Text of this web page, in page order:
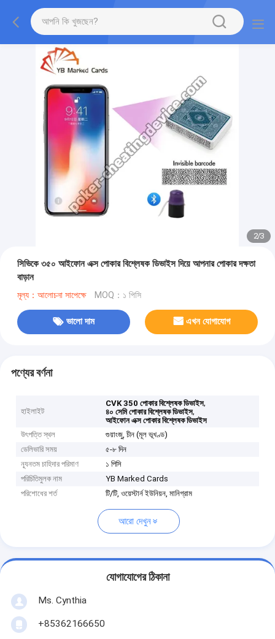
2/3
সিভিকে ৩৫০ আইফোন এক্স পোকার বিশ্লেষক ডিভাইস দিয়ে আপনার পোকার দক্ষতা
বাড়ান
মূল্য：আলোচনা সাপেক্ষে MOQ：১ পিসি
ভালো দাম এখন যোগাযোগ
পণ্যের বর্ণনা
হাইলাইট
CVK 350 পোকার বিশ্লেষক ডিভাইস,
৪০ সেমি পোকার বিশ্লেষক ডিভাইস,
আইফোন এক্স পোকার বিশ্লেষক ডিভাইস
উৎপত্তি স্থল
গুয়াংজু, চীন (মূল ভূখণ্ড)
ডেলিভারি সময়
৫-৮ দিন
ন্যূনতম চাহিদার পরিমাণ
১ পিসি
পরিচিতিমুলক নাম
YB Marked Cards
পরিশোধের শর্ত
টি/টি, ওয়েস্টার্ন ইউনিয়ন, মানিগ্রাম
আরো দেখুন
যোগাযোগের ঠিকানা
Ms. Cynthia
‪+85362166650‬